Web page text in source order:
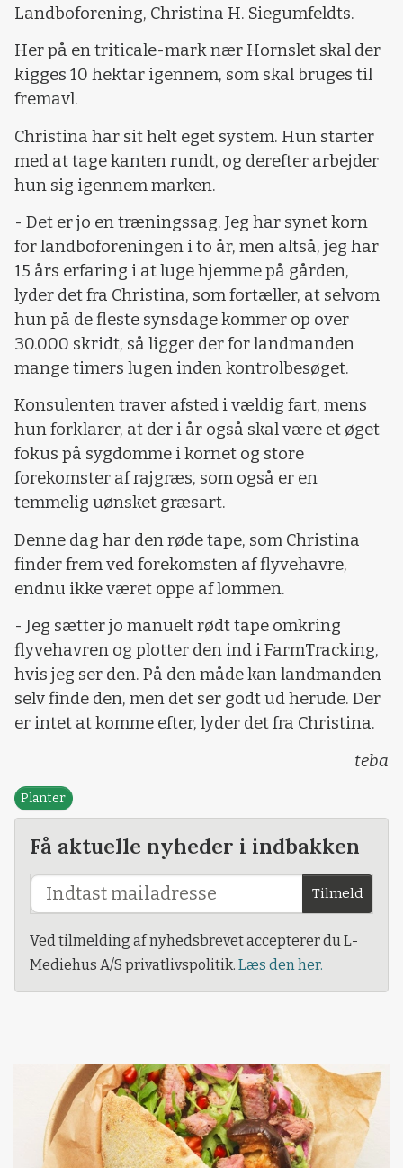
Landboforening, Christina H. Siegumfeldts.
Her på en triticale-mark nær Hornslet skal der
kigges 10 hektar igennem, som skal bruges til
fremavl.
Christina har sit helt eget system. Hun starter
med at tage kanten rundt, og derefter arbejder
hun sig igennem marken.
- Det er jo en træningssag. Jeg har synet korn
for landboforeningen i to år, men altså, jeg har
15 års erfaring i at luge hjemme på gården,
lyder det fra Christina, som fortæller, at selvom
hun på de fleste synsdage kommer op over
30.000 skridt, så ligger der for landmanden
mange timers lugen inden kontrolbesøget.
Konsulenten traver afsted i vældig fart, mens
hun forklarer, at der i år også skal være et øget
fokus på sygdomme i kornet og store
forekomster af rajgræs, som også er en
temmelig uønsket græsart.
Denne dag har den røde tape, som Christina
finder frem ved forekomsten af flyvehavre,
endnu ikke været oppe af lommen.
- Jeg sætter jo manuelt rødt tape omkring
flyvehavren og plotter den ind i FarmTracking,
hvis jeg ser den. På den måde kan landmanden
selv finde den, men det ser godt ud herude. Der
er intet at komme efter, lyder det fra Christina.
teba
Planter
Få aktuelle nyheder i indbakken
Tilmeld
Ved tilmelding af nyhedsbrevet accepterer du L-
Mediehus A/S privatlivspolitik. Læs den her.